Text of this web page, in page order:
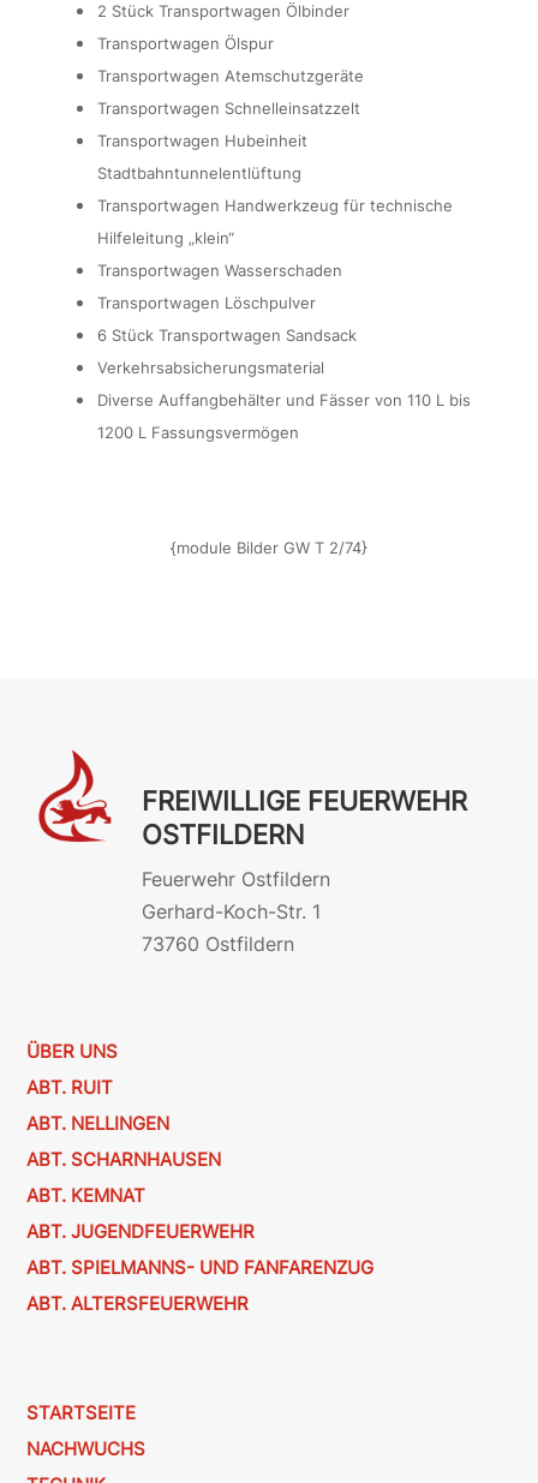
2 Stück Transportwagen Ölbinder
Transportwagen Ölspur
Transportwagen Atemschutzgeräte
Transportwagen Schnelleinsatzzelt
Transportwagen Hubeinheit
Stadtbahntunnelentlüftung
Transportwagen Handwerkzeug für technische
Hilfeleitung „klein“
Transportwagen Wasserschaden
Transportwagen Löschpulver
6 Stück Transportwagen Sandsack
Verkehrsabsicherungsmaterial
Diverse Auffangbehälter und Fässer von 110 L bis
1200 L Fassungsvermögen
{module Bilder GW T 2/74}
FREIWILLIGE FEUERWEHR
OSTFILDERN
Feuerwehr Ostfildern
Gerhard-Koch-Str. 1
73760 Ostfildern
ÜBER UNS
ABT. RUIT
ABT. NELLINGEN
ABT. SCHARNHAUSEN
ABT. KEMNAT
ABT. JUGENDFEUERWEHR
ABT. SPIELMANNS- UND FANFARENZUG
ABT. ALTERSFEUERWEHR
STARTSEITE
NACHWUCHS